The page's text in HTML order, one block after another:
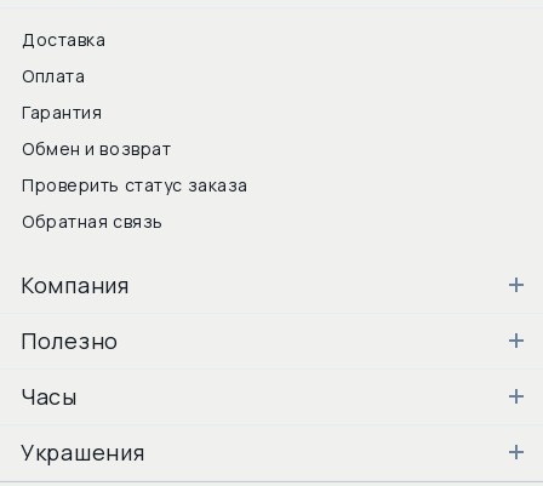
Доставка
Оплата
Гарантия
Обмен и возврат
Проверить статус заказа
Обратная связь
Компания
Полезно
Часы
Украшения